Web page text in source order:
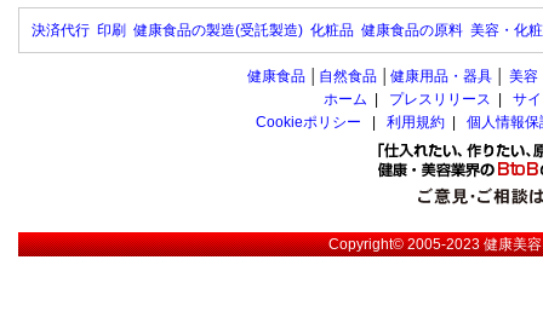
決済代行 印刷 健康食品の製造(受託製造) 化粧品 健康食品の原料 美容・化
健康食品 自然食品 健康用品・器具 美容
ホーム
プレスリリース
サ
Cookieポリシー
利用規約 個人情報
Copyright© 2005-2023健康美